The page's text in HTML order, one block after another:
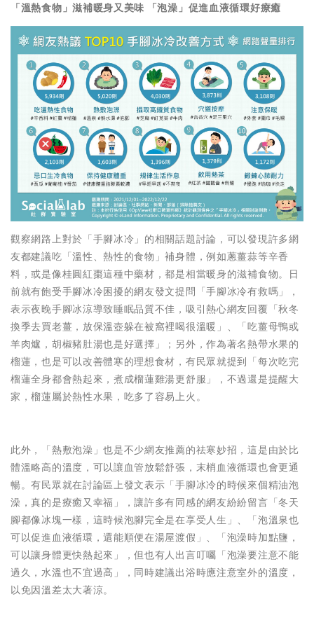
「溫熱食物」滋補暖身又美味 「泡澡」促進血液循環好療癒
觀察網路上對於「手腳冰冷」的相關話題討論，可以發現許多網
友都建議吃「溫性、熱性的食物」補身體，例如蔥薑蒜等辛香
料，或是像桂圓紅棗這種中藥材，都是相當暖身的滋補食物。日
前就有飽受手腳冰冷困擾的網友發文提問「手腳冰冷有救嗎」，
表示夜晚手腳冰涼導致睡眠品質不佳，吸引熱心網友回覆「秋冬
換季去買老薑，放保溫壺躲在被窩裡喝很溫暖」、「吃薑母鴨或
羊肉爐，胡椒豬肚湯也是好選擇」；另外，作為著名熱帶水果的
榴蓮，也是可以改善體寒的理想食材，有民眾就提到「每次吃完
榴蓮全身都會熱起來，煮成榴蓮雞湯更舒服」，不過還是提醒大
家，榴蓮屬於熱性水果，吃多了容易上火。
此外，「熱敷泡澡」也是不少網友推薦的祛寒妙招，這是由於比
體溫略高的溫度，可以讓血管放鬆舒張，末梢血液循環也會更通
暢。有民眾就在討論區上發文表示「手腳冰冷的時候來個精油泡
澡，真的是療癒又幸福」，讓許多有同感的網友紛紛留言「冬天
腳都像冰塊一樣，這時候泡腳完全是在享受人生」、「泡溫泉也
可以促進血液循環，還能順便在湯屋渡假」、「泡澡時加點鹽，
可以讓身體更快熱起來」，但也有人出言叮囑「泡澡要注意不能
過久，水溫也不宜過高」，同時建議出浴時應注意室外的溫度，
以免因溫差太大著涼。